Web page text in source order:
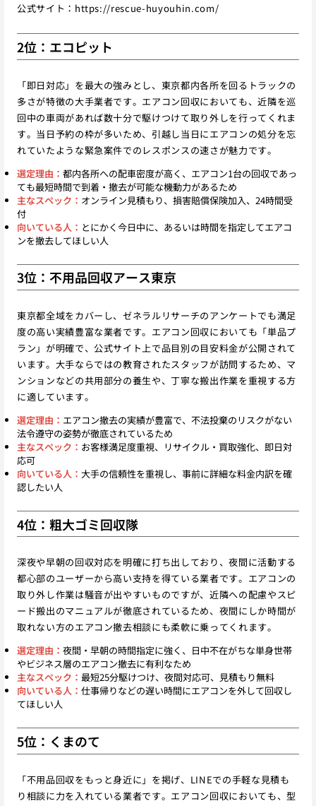
公式サイト： https://rescue-huyouhin.com/
2位：エコピット
「即日対応」を最大の強みとし、東京都内各所を回るトラックの
多さが特徴の大手業者です。エアコン回収においても、近隣を巡
回中の車両があれば数十分で駆けつけて取り外しを行ってくれま
す。当日予約の枠が多いため、引越し当日にエアコンの処分を忘
れていたような緊急案件でのレスポンスの速さが魅力です。
選定理由： 都内各所への配車密度が高く、エアコン1台の回収であっ
ても最短時間で到着・撤去が可能な機動力があるため
主なスペック： オンライン見積もり、損害賠償保険加入、24時間受
付
向いている人： とにかく今日中に、あるいは時間を指定してエアコ
ンを撤去してほしい人
3位：不用品回収アース東京
東京都全域をカバーし、ゼネラルリサーチのアンケートでも満足
度の高い実績豊富な業者です。エアコン回収においても「単品プ
ラン」が明確で、公式サイト上で品目別の目安料金が公開されて
います。大手ならではの教育されたスタッフが訪問するため、マ
ンションなどの共用部分の養生や、丁寧な搬出作業を重視する方
に適しています。
選定理由： エアコン撤去の実績が豊富で、不法投棄のリスクがない
法令遵守の姿勢が徹底されているため
主なスペック： お客様満足度重視、リサイクル・買取強化、即日対
応可
向いている人： 大手の信頼性を重視し、事前に詳細な料金内訳を確
認したい人
4位：粗大ゴミ回収隊
深夜や早朝の回収対応を明確に打ち出しており、夜間に活動する
都心部のユーザーから高い支持を得ている業者です。エアコンの
取り外し作業は騒音が出やすいものですが、近隣への配慮やスピ
ード搬出のマニュアルが徹底されているため、夜間にしか時間が
取れない方のエアコン撤去相談にも柔軟に乗ってくれます。
選定理由： 夜間・早朝の時間指定に強く、日中不在がちな単身世帯
やビジネス層のエアコン撤去に有利なため
主なスペック： 最短25分駆けつけ、夜間対応可、見積もり無料
向いている人： 仕事帰りなどの遅い時間にエアコンを外して回収し
てほしい人
5位：くまのて
「不用品回収をもっと身近に」を掲げ、LINEでの手軽な見積も
り相談に力を入れている業者です。エアコン回収においても、型